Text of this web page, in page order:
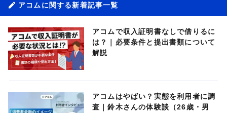
アコムに関する新着記事一覧
アコムで収入証明書なしで借りるに
は？｜必要条件と提出書類について
解説
アコムはやばい？実態を利用者に調
査｜鈴木さんの体験談（26歳・男